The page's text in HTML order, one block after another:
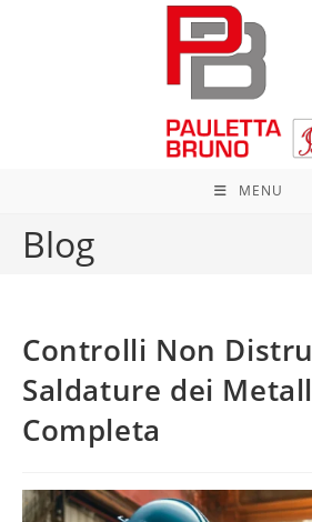
MENU
Blog
Controlli Non
Saldature dei
Completa